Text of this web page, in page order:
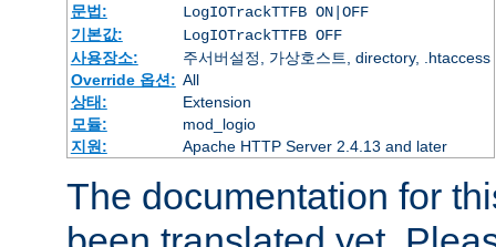
문법:
LogIOTrackTTFB ON|OFF
기본값:
LogIOTrackTTFB OFF
사용장소:
주서버설정, 가상호스트, directory, .htaccess
Override 옵션: All
상태:
Extension
모듈:
mod_logio
지원:
Apache HTTP Server 2.4.13 and later
The documentation for